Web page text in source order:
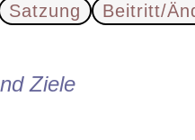
Satzung Beitritt/
Ziele